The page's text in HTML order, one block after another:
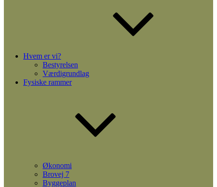
Hvem er vi?
Bestyrelsen
Værdigrundlag
Fysiske rammer
Økonomi
Brovej 7
Byggeplan